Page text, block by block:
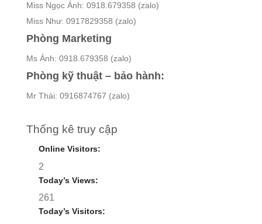
Miss Ngọc Ánh: 0918.679358 (zalo)
Miss Như: 0917829358 (zalo)
Phòng Marketing
Ms Ánh: 0918.679358 (zalo)
Phòng kỹ thuật – bảo hành:
Mr Thái: 0916874767 (zalo)
Thống kê truy cập
Online Visitors:
2
Today’s Views:
261
Today’s Visitors: